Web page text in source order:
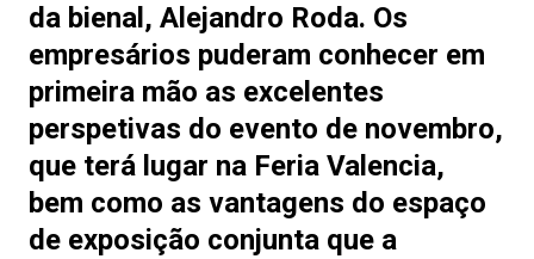
da bienal, Alejandro Roda. Os
empresários puderam conhecer em
primeira mão as excelentes
perspetivas do evento de novembro,
que terá lugar na Feria Valencia,
bem como as vantagens do espaço
de exposição conjunta que a